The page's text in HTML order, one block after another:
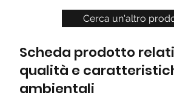
Cerca un'altro
Scheda prodotto
qualità e
ambientali